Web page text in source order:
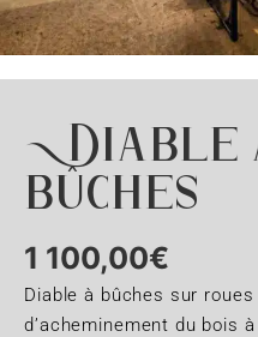
Diable
bûches
1 100,00€
Diable à bûches sur
d’acheminement du bois à